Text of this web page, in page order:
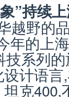
”持续
越野的
年的上
系列
计语
坦克